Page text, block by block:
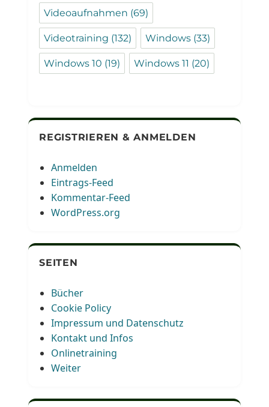
Videoaufnahmen (69)
Videotraining (132) Windows (33)
Windows 10 (19) Windows 11 (20)
REGISTRIEREN & ANMELDEN
Anmelden
Eintrags-Feed
Kommentar-Feed
WordPress.org
SEITEN
Bücher
Cookie Policy
Impressum und Datenschutz
Kontakt und Infos
Onlinetraining
Weiter